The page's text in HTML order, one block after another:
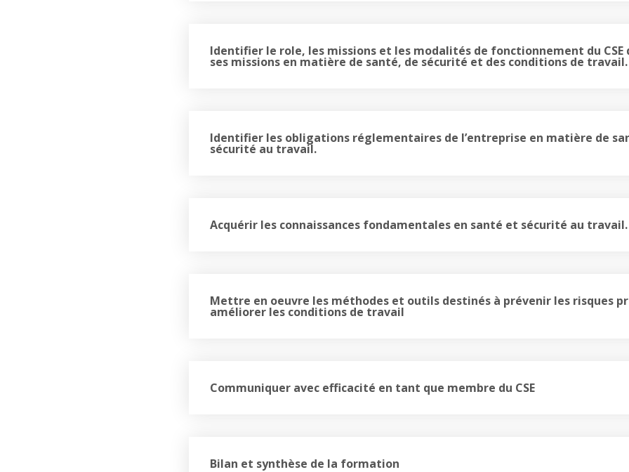
Identifier le role, les missions et les modalités de fonctionnement du CSE
ses missions en matière de santé, de sécurité et des conditions de travail.
Identifier les obligations réglementaires de l’entreprise en matière de
sécurité au travail.
Acquérir les connaissances fondamentales en santé et sécurité au travail.
Mettre en oeuvre les méthodes et outils destinés à prévenir les risques
améliorer les conditions de travail
Communiquer avec efficacité en tant que membre du CSE
Bilan et synthèse de la formation